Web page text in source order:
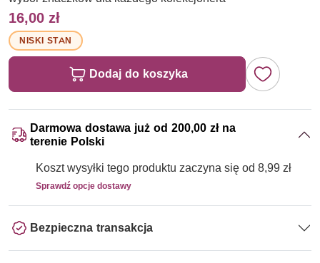
16,00 zł
NISKI STAN
Dodaj do koszyka
Darmowa dostawa już od 200,00 zł na
terenie Polski
Koszt wysyłki tego produktu zaczyna się od 8,99 zł
Sprawdź opcje dostawy
Bezpieczna transakcja